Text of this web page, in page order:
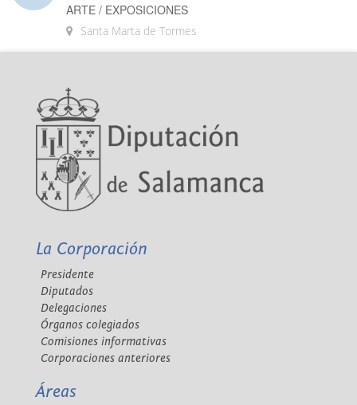
ARTE / EXPOSICIONES
Santa Marta de Tormes
La Corporación
Presidente
Diputados
Delegaciones
Órganos colegiados
Comisiones informativas
Corporaciones anteriores
Áreas